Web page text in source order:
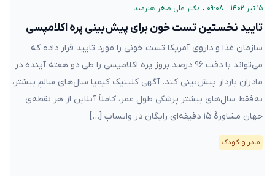
۱۵ تیر ۱۴۰۲ – ۰۹:۰۸ • دکتر علی‌اصغر هنرمند
تایید نخستین تست خون برای پیش‌بینی پره ‌اکلامپسی
سازمان غذا و داروی آمریکا تست خونی را مورد تایید قرار داده که
می‌تواند با دقت ۹۶ درصد بروز پره‌ اکلامپسی را طی دو هفته آینده در
مادران باردار پیش‌بینی کند. آگهی کلینیک کیمیا سال‌های سالمِ بیشتر،
نه فقط سال‌های بیشتر پزشکی طول عمر، کاملاً آنلاین از هر نقطه‌ی
جهان مشاورهٔ ۱۵ دقیقه‌ای رایگان در واتساپ […]
مادر و کودک